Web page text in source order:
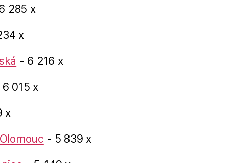
285 x
x
- 6 216 x
015 x
x
- 5 839 x